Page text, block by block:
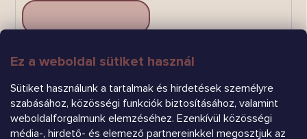
Ez a weboldal sütiket használ
Sütiket használunk a tartalmak és hirdetések személyre
szabásához, közösségi funkciók biztosításához, valamint
weboldalforgalmunk elemzéséhez. Ezenkívül közösségi
média-, hirdető- és elemező partnereinkkel megosztjuk az
FELIRATKOZÁS